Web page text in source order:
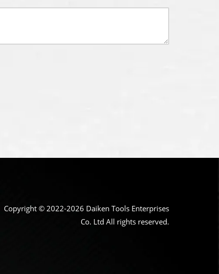
Copyright © 2022-2026 Daiken Tools Enterprises
Co. Ltd All rights reserved.